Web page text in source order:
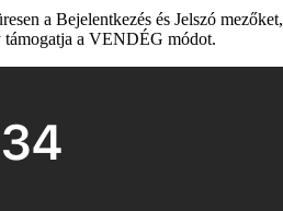
a Bejelentkezés és Jelszó mezőket,
a VENDÉG módot.